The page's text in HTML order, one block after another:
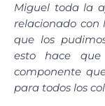
Miguel toda la
relacionado con
que los
esto hace
componente
para todos los